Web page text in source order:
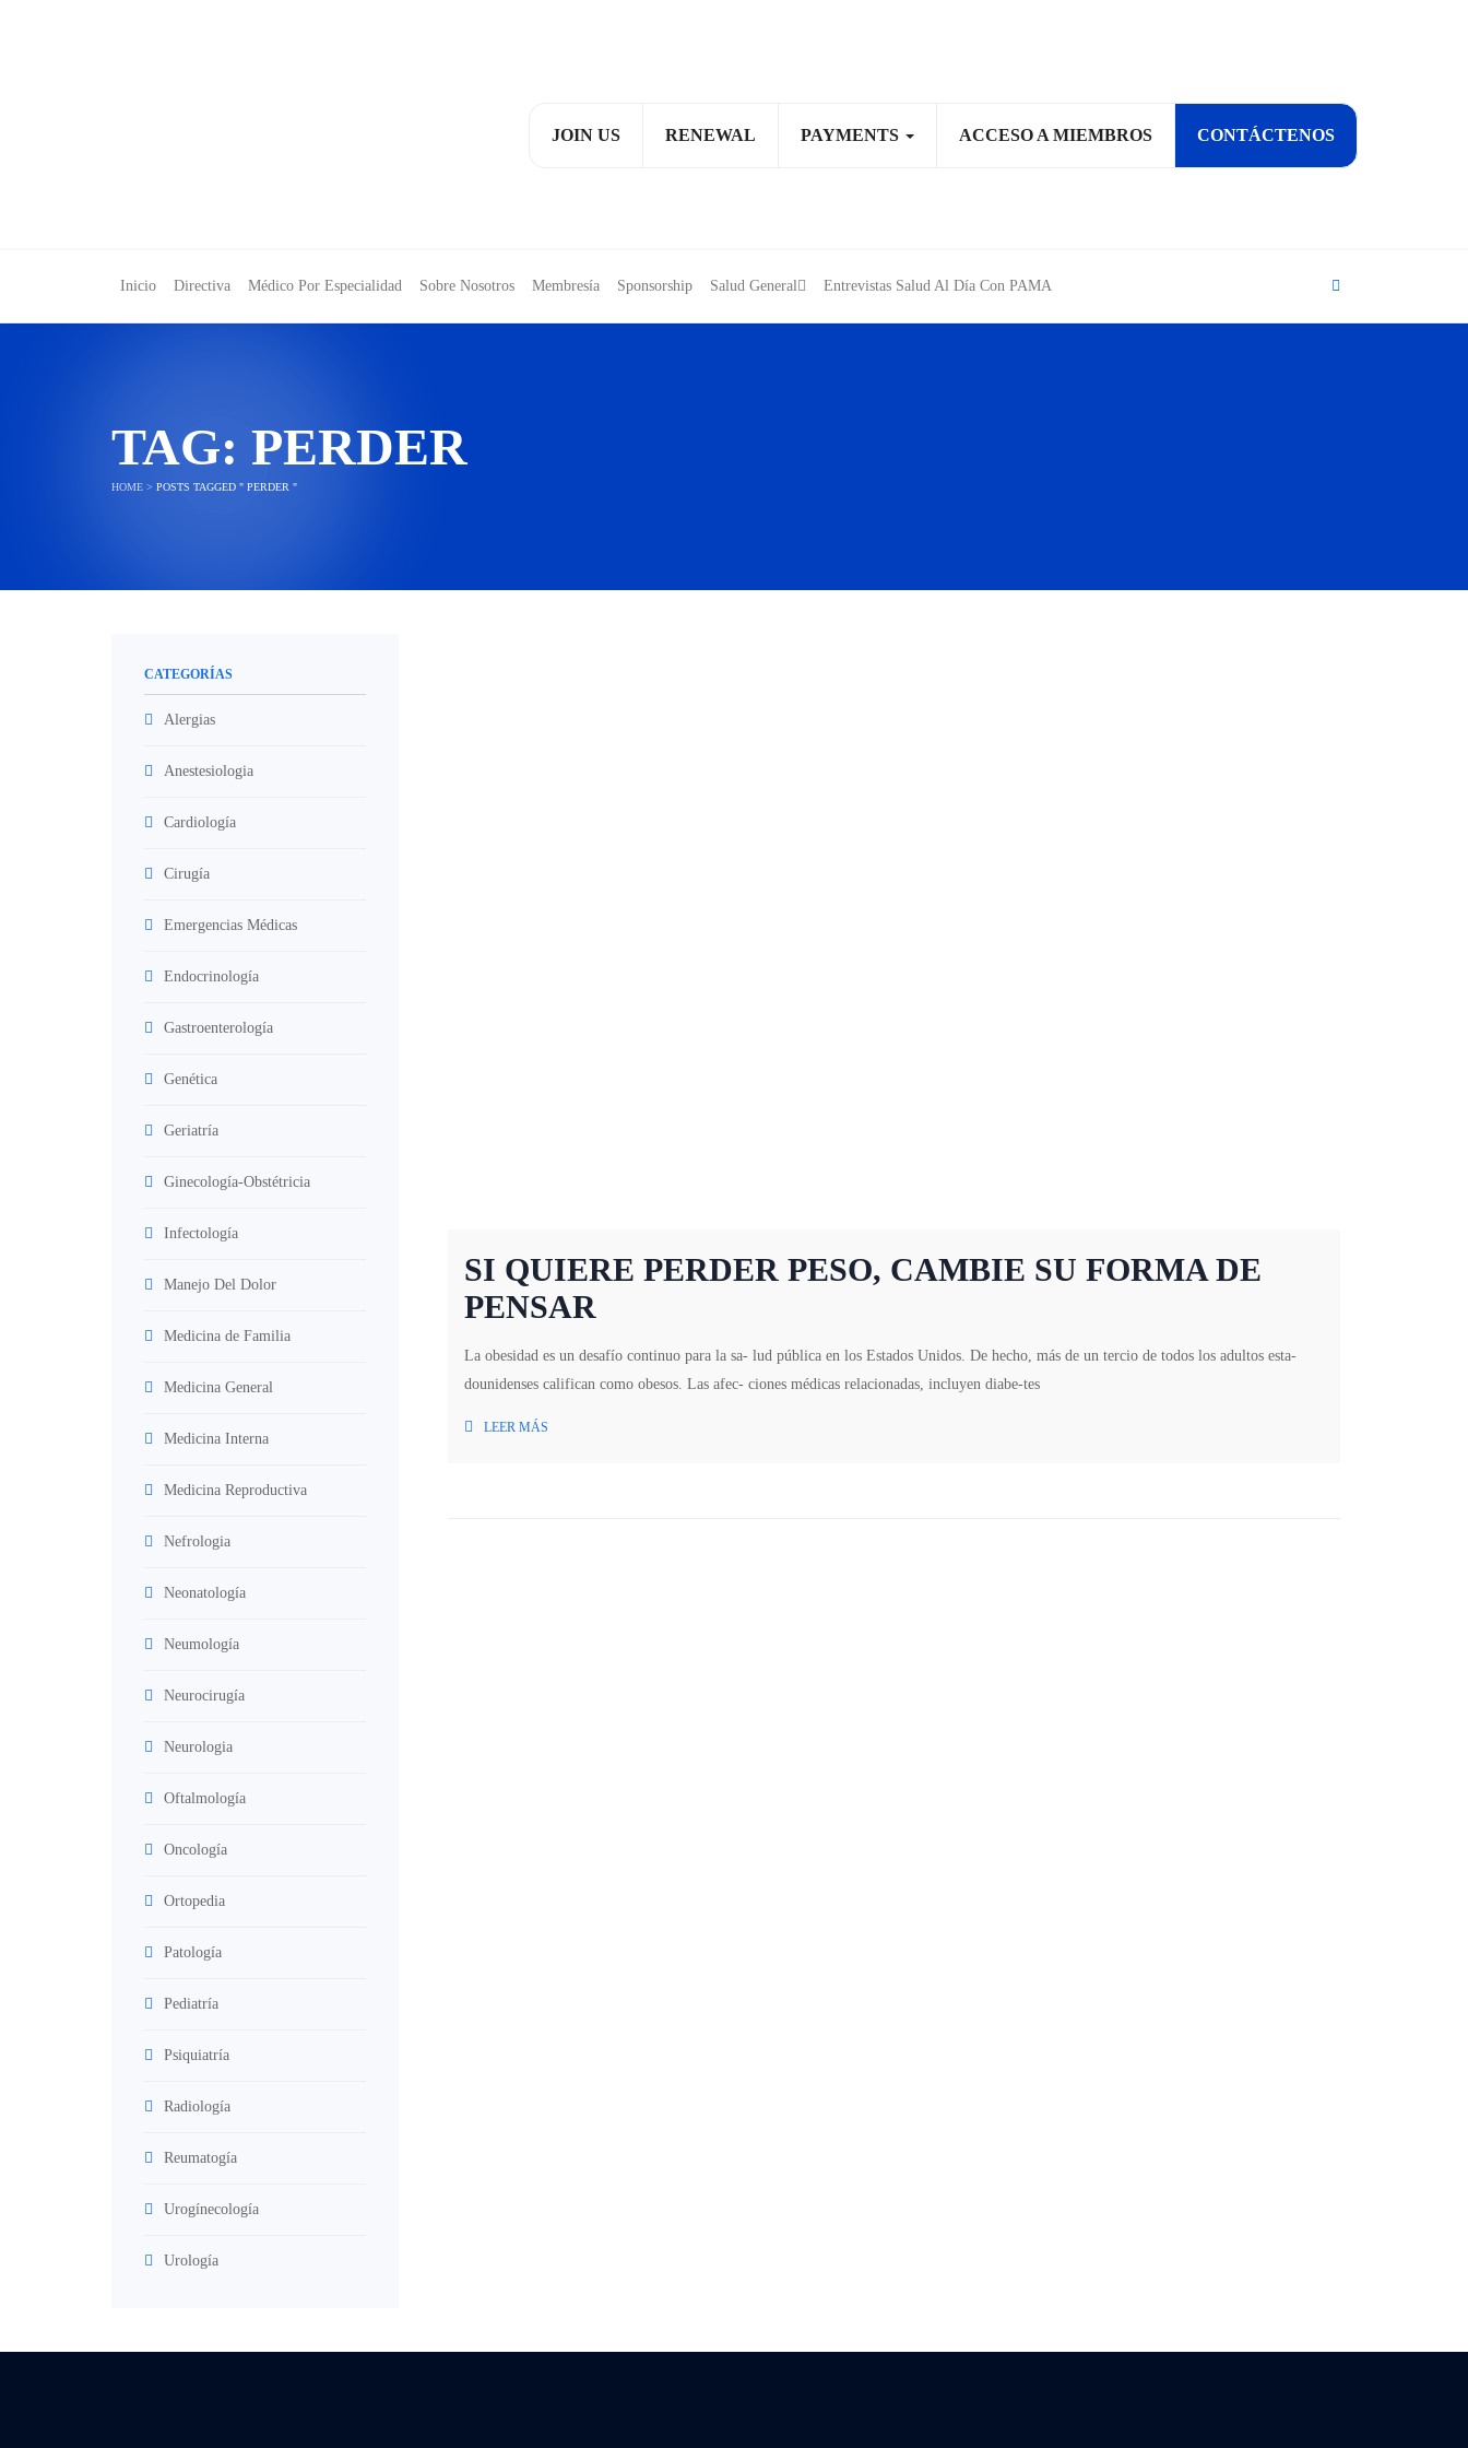
JOIN US RENEWAL PAYMENTS ACCESO A MIEMBROS CONTÁCTENOS
Inicio Directiva Médico Por Especialidad Sobre Nosotros Membresía Sponsorship Salud General Entrevistas Salud Al Día Con PAMA
TAG: PERDER
HOME > POSTS TAGGED " PERDER "
SI QUIERE PERDER PESO, CAMBIE SU FORMA DE
PENSAR
La obesidad es un desafío continuo para la sa- lud pública en los Estados Unidos. De hecho, más de un tercio de todos los adultos esta-
dounidenses califican como obesos. Las afec- ciones médicas relacionadas, incluyen diabe-tes
LEER MÁS
CATEGORÍAS
Alergias
Anestesiologia
Cardiología
Cirugía
Emergencias Médicas
Endocrinología
Gastroenterología
Genética
Geriatría
Ginecología-Obstétricia
Infectología
Manejo Del Dolor
Medicina de Familia
Medicina General
Medicina Interna
Medicina Reproductiva
Nefrologia
Neonatología
Neumología
Neurocirugía
Neurologia
Oftalmología
Oncología
Ortopedia
Patología
Pediatría
Psiquiatría
Radiología
Reumatogía
Urogínecología
Urología